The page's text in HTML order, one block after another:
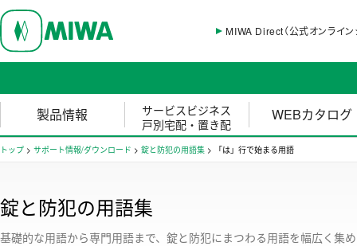
MIWA Direct（公式オンライン
製品情報
サービスビジネス
戸別宅配・置き配
WEBカタログ
トップ > サポート情報/ダウンロード > 錠と防犯の用語集 > 「は」行で始まる用語
錠と防犯の用語集
基礎的な用語から専門用語まで、錠と防犯にまつわる用語を幅広く集